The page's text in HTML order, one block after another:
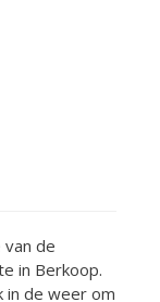
de
in Berkoop.
in de weer om